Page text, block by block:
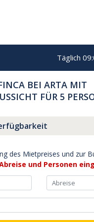
Täglich
BEI ARTA MIT
FÜR 5
des Mietpreises und zur
und Personen